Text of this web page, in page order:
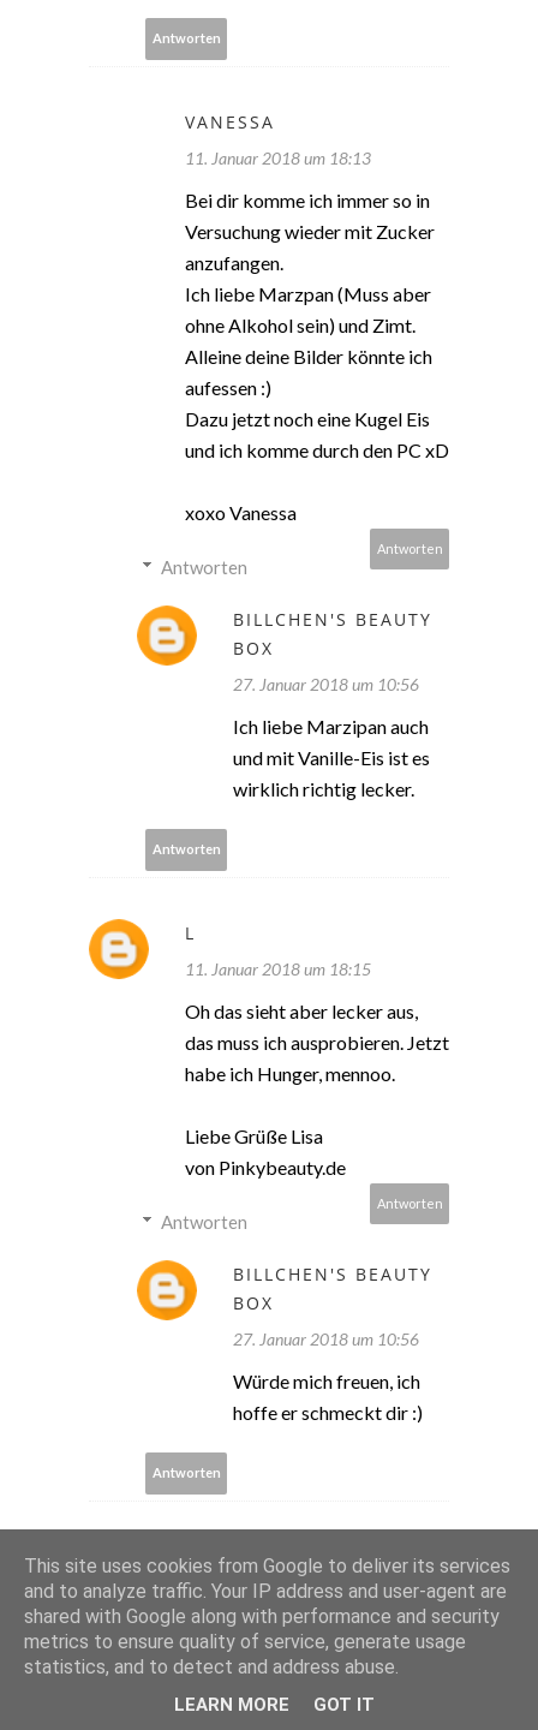
Antworten
VANESSA
11. Januar 2018 um 18:13
Bei dir komme ich immer so in
Versuchung wieder mit Zucker
anzufangen.
Ich liebe Marzpan (Muss aber
ohne Alkohol sein) und Zimt.
Alleine deine Bilder könnte ich
aufessen :)
Dazu jetzt noch eine Kugel Eis
und ich komme durch den PC xD
xoxo Vanessa
Antworten
Antworten
BILLCHEN'S BEAUTY
BOX
27. Januar 2018 um 10:56
Ich liebe Marzipan auch
und mit Vanille-Eis ist es
wirklich richtig lecker.
Antworten
L
11. Januar 2018 um 18:15
Oh das sieht aber lecker aus,
das muss ich ausprobieren. Jetzt
habe ich Hunger, mennoo.
Liebe Grüße Lisa
von Pinkybeauty.de
Antworten
Antworten
BILLCHEN'S BEAUTY
BOX
27. Januar 2018 um 10:56
Würde mich freuen, ich
hoffe er schmeckt dir :)
Antworten
UNKNOWN
11. Januar 2018 um 18:29
Wow, das klingt ausgesprochen
lecker und ich hätte nun gerne
ein Stück davon.
This site uses cookies from Google to deliver its services
and to analyze traffic. Your IP address and user-agent are
shared with Google along with performance and security
metrics to ensure quality of service, generate usage
statistics, and to detect and address abuse.
LEARN MORE GOT IT